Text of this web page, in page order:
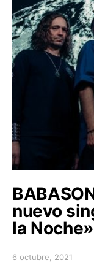
nuevo
la
Posted on
6 octubre, 2021